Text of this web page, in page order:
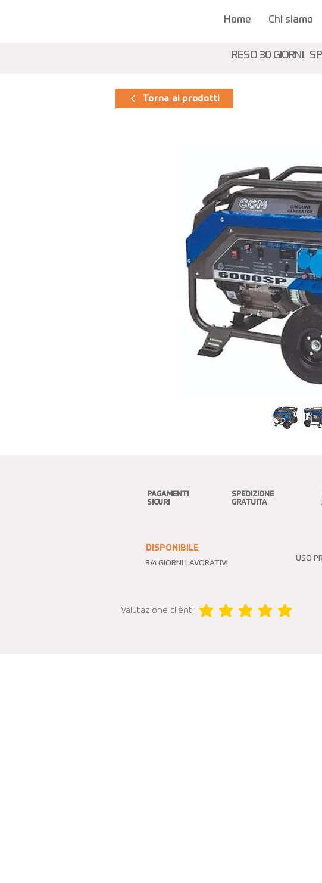
Home Chi siamo
RESO 30 GIORNI
Torna ai prodotti
PAGAMENTI
SICURI
SPEDIZIONE
GRATUITA
DISPONIBILE
3/4 GIORNI LAVORATIVI
USO
Valutazione clienti: la valutazione media è 5 su 5